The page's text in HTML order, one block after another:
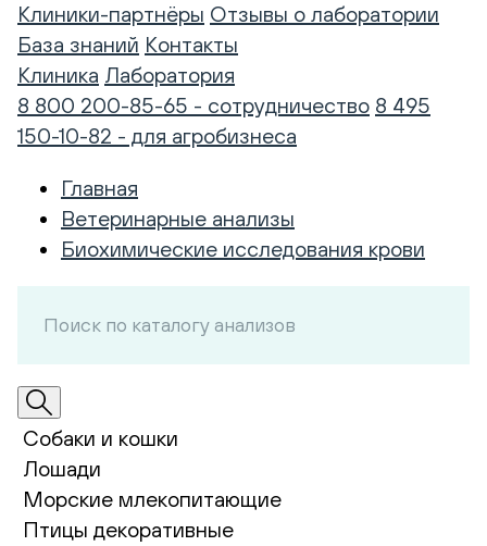
Клиники-партнёры Отзывы о лаборатории
База знаний Контакты
Клиника Лаборатория
8 800 200-85-65 - сотрудничество 8 495
150-10-82 - для агробизнеса
Главная
Ветеринарные анализы
Биохимические исследования крови
Собаки и кошки
Лошади
Морские млекопитающие
Птицы декоративные